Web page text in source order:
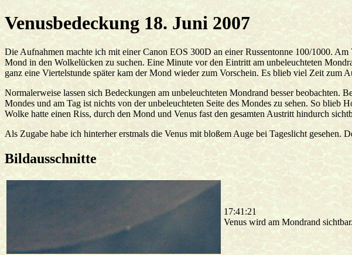
Venusbedeckung 18. Juni 2007
Die Aufnahmen machte ich mit einer Canon EOS 300D an einer Russentonne 100/1000.
Mond in den Wolkelücken zu suchen. Eine Minute vor den Eintritt am unbeleuchteten
ganz eine Viertelstunde später kam der Mond wieder zum Vorschein. Es blieb viel Zeit zum
Normalerweise lassen sich Bedeckungen am unbeleuchteten Mondrand besser beobachten.
Mondes und am Tag ist nichts von der unbeleuchteten Seite des Mondes zu sehen. So
Wolke hatte einen Riss, durch den Mond und Venus fast den gesamten Austritt hindurch
Als Zugabe habe ich hinterher erstmals die Venus mit bloßem Auge bei Tageslicht
Bildausschnitte
17:41:21
Venus wird am Mondrand sichtbar.